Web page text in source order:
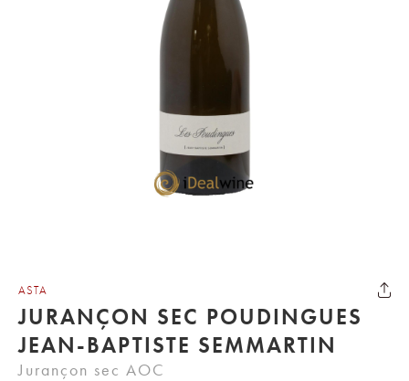
ASTA
JURANÇON SEC POUDINGUES
JEAN-BAPTISTE SEMMARTIN
Jurançon sec AOC